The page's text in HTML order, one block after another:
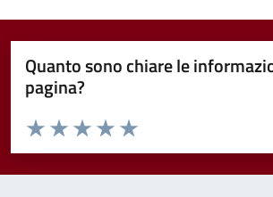
Quanto sono chiare le
pagina?
Valuta da 1 a 5 stelle la pagina
Valuta 5 stelle su 5
Valuta 4 stelle su 5
Valuta 3 stelle su 5
Valuta 2 stelle su 5
Valuta 1 stelle su 5